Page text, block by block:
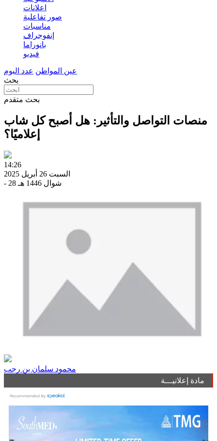
اعلانات
صور تفاعلية
مناسبات
إنفوجراف
بانوراما
فيديو
عين المواطن عدد اليوم
بحث
بحث متقدم
منصات التواصل والتأثير: هل أصبح كل شاب
إعلاميًا؟
14:26
السبت 26 أبريل 2025
- 28 شوال 1446 هـ
محمود سلمان بن رجب
مادة إعلانيـــة